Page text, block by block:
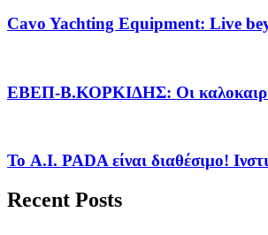
Cavo Yachting Equipment: Live
EΒΕΠ-Β.ΚΟΡΚΙΔΗΣ: Οι
Το A.I. PADA είναι διαθέσιμο!
Recent Posts